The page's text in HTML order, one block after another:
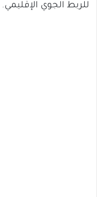
للربط الجوي الإقليمي.